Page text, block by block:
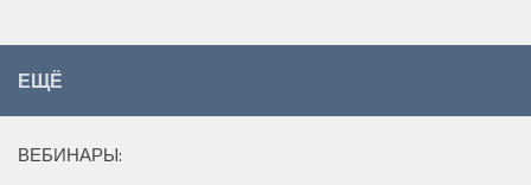
ЕЩЁ
ВЕБИНАРЫ: